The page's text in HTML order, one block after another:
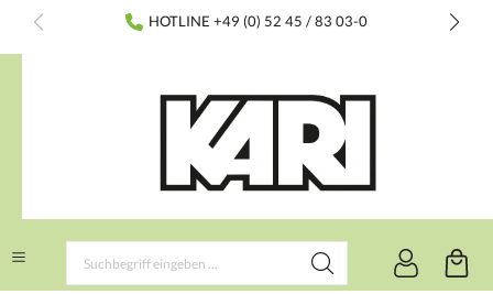
springen HOTLINE +49 (0) 52 45 / 83 03-0